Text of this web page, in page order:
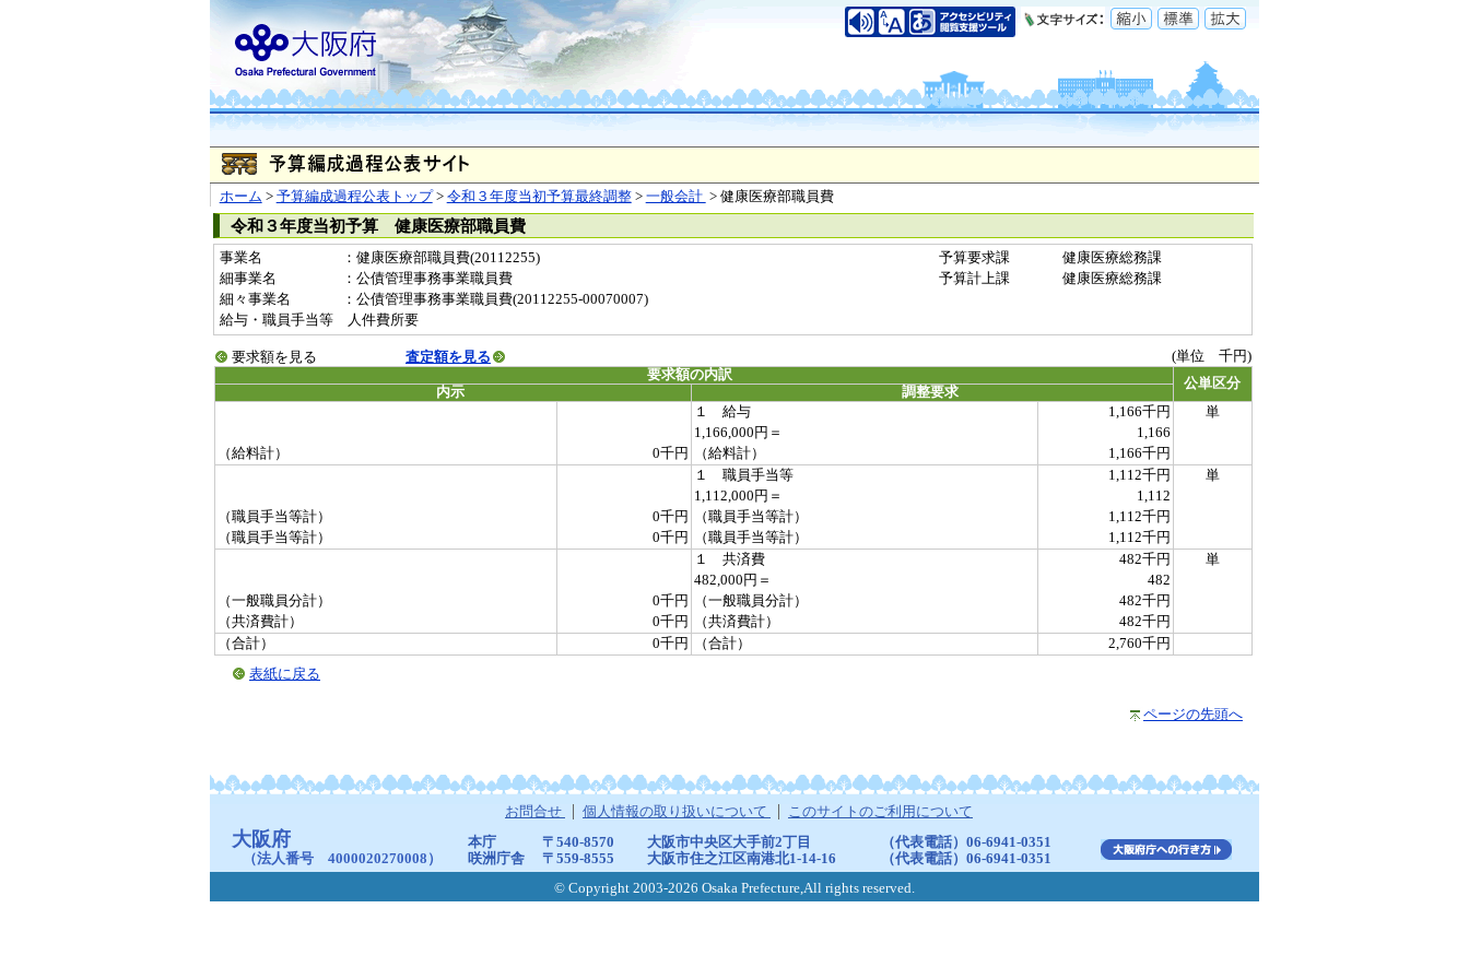
ホーム > 予算編成過程公表トップ> 令和３年度当初予算最終調整> 一般会計 > 健康医療部職員費
令和３年度当初予算 健康医療部職員費
事業名 ：健康医療部職員費(20112255) 予算要求課
健康医療総務課
細事業名
：公債管理事務事業職員費 予算計上課
健康医療総務課
細々事業名
：公債管理事務事業職員費(20112255-00070007)
給与・職員手当等 人件費所要
要求額を見る 査定額を見る
(単位 千円)
要求額の内訳
公単区分
内示
調整要求
１ 給与
1,166千円
単
1,166,000円＝
1,166
（給料計）
0千円 （給料計）
1,166千円
１ 職員手当等
1,112千円
単
1,112,000円＝
1,112
（職員手当等計）
0千円 （職員手当等計）
1,112千円
（職員手当等計）
0千円 （職員手当等計）
1,112千円
１ 共済費
482千円
単
482,000円＝
482
（一般職員分計）
0千円 （一般職員分計）
482千円
（共済費計）
0千円 （共済費計）
482千円
（合計）
0千円 （合計）
2,760千円
表紙に戻る
ページの先頭へ
お問合せ 個人情報の取り扱いについて このサイトのご利用について
大阪府
（法人番号 4000020270008）
本庁 〒540-8570 大阪市中央区大手前2丁目
（代表電話）06-6941-0351
咲洲庁舎
〒559-8555 大阪市住之江区南港北1-14-16
（代表電話）06-6941-0351
© Copyright 2003-2026 Osaka Prefecture,All rights reserved.